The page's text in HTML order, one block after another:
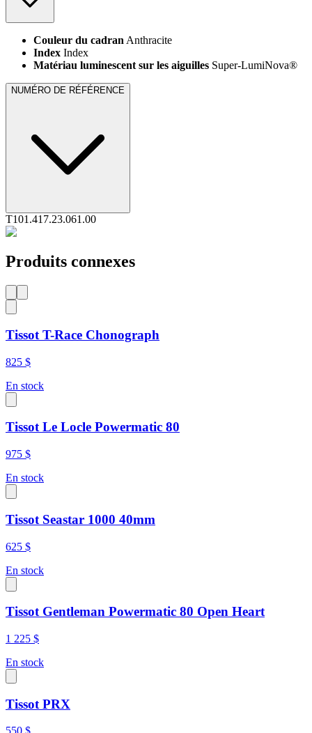
Couleur du cadranAnthracite
Index Index
Matériau luminescent sur les aiguilles Super-LumiNova®
NUMÉRO DE RÉFÉRENCE
T101.417.23.061.00
Produits connexes
Tissot T-Race Chonograph
825 $
En stock
Tissot Le Locle Powermatic 80
975 $
En stock
Tissot Seastar 1000 40mm
625 $
En stock
Tissot Gentleman Powermatic 80 Open Heart
1 225 $
En stock
Tissot PRX